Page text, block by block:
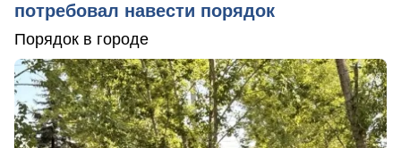
потребовал навести порядок
Порядок в городе